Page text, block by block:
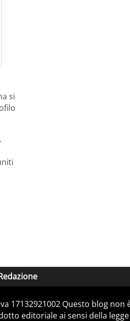
si
17132921002 Questo blog
editoriale ai sensi della legge